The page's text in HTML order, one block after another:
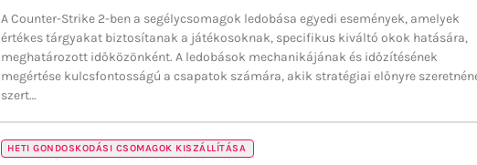
A Counter-Strike 2-ben a segélycsomagok ledobása egyedi események, amelyek
értékes tárgyakat biztosítanak a játékosoknak, specifikus kiváltó okok hatására,
meghatározott időközönként. A ledobások mechanikájának és időzítésének
megértése kulcsfontosságú a csapatok számára, akik stratégiai előnyre
szert…
HETI GONDOSKODÁSI CSOMAGOK KISZÁLLÍTÁSA